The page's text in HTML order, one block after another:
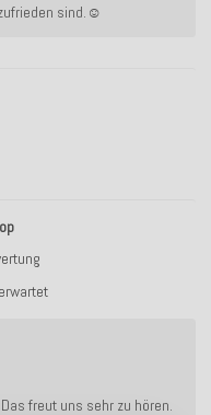
sind.☺️
freut uns sehr zu hören.